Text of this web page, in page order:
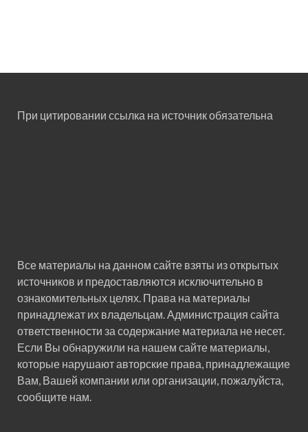
При цитировании ссылка на источник обязательна
Все материалы на данном сайте взяты из открытых
источников и предоставляются исключительно в
ознакомительных целях. Права на материалы
принадлежат их владельцам. Администрация сайта
ответственности за содержание материала не несет.
Если Вы обнаружили на нашем сайте материалы,
которые нарушают авторские права, принадлежащие
Вам, Вашей компании или организации, пожалуйста,
сообщите нам.